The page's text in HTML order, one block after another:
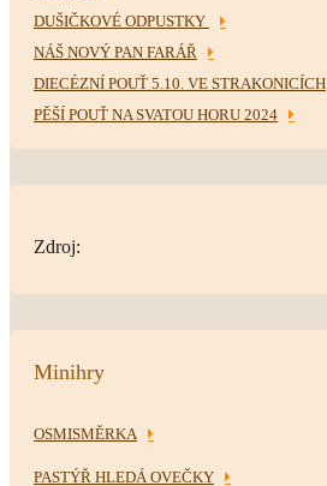
DUŠIČKOVÉ ODPUSTKY
NÁŠ NOVÝ PAN FARÁŘ
DIECÉZNÍ POUŤ 5.10. VE STRAKONICÍCH
PĚŠÍ POUŤ NA SVATOU HORU 2024
Zdroj:
Minihry
OSMISMĚRKA
PASTÝŘ HLEDÁ OVEČKY